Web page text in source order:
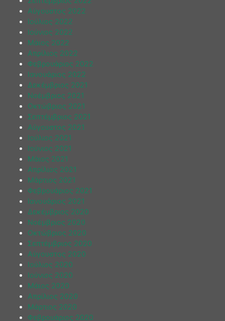
Αύγουστος 2022
Ιούλιος 2022
Ιούνιος 2022
Μάιος 2022
Απρίλιος 2022
Φεβρουάριος 2022
Ιανουάριος 2022
Δεκέμβριος 2021
Νοέμβριος 2021
Οκτώβριος 2021
Σεπτέμβριος 2021
Αύγουστος 2021
Ιούλιος 2021
Ιούνιος 2021
Μάιος 2021
Απρίλιος 2021
Μάρτιος 2021
Φεβρουάριος 2021
Ιανουάριος 2021
Δεκέμβριος 2020
Νοέμβριος 2020
Οκτώβριος 2020
Σεπτέμβριος 2020
Αύγουστος 2020
Ιούλιος 2020
Ιούνιος 2020
Μάιος 2020
Απρίλιος 2020
Μάρτιος 2020
Φεβρουάριος 2020